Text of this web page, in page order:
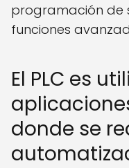
programación de
funciones
El PLC es
donde se